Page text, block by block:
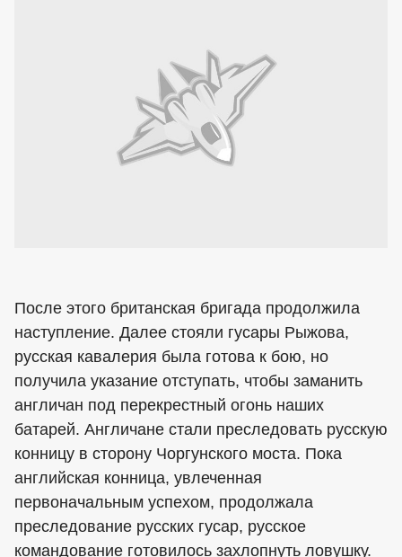
После этого британская бригада продолжила
наступление. Далее стояли гусары Рыжова,
русская кавалерия была готова к бою, но
получила указание отступать, чтобы заманить
англичан под перекрестный огонь наших
батарей. Англичане стали преследовать русскую
конницу в сторону Чоргунского моста. Пока
английская конница, увлеченная
первоначальным успехом, продолжала
преследование русских гусар, русское
командование готовилось захлопнуть ловушку.